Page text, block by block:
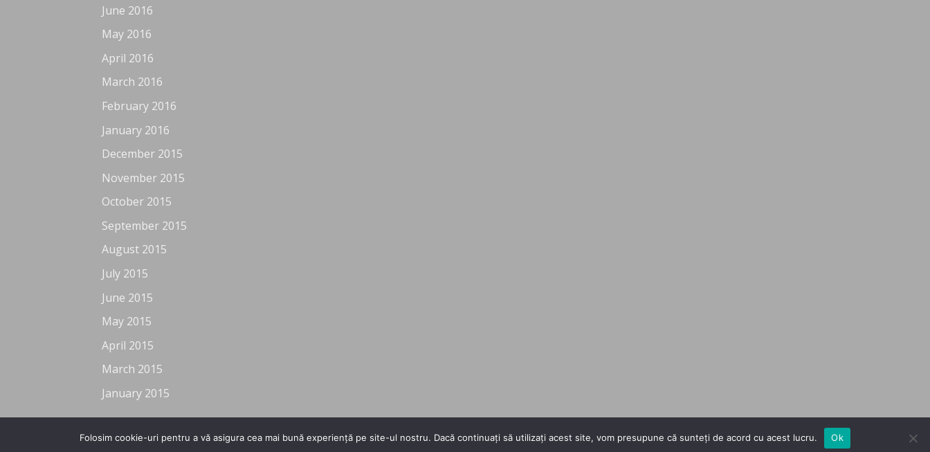
June 2016
May 2016
April 2016
March 2016
February 2016
January 2016
December 2015
November 2015
October 2015
September 2015
August 2015
July 2015
June 2015
May 2015
April 2015
March 2015
January 2015
Copyright 2026 ©Flatsome Theme
Folosim cookie-uri pentru a vă asigura cea mai bună experiență pe site-ul nostru. Dacă continuați să utilizați acest site, vom presupune că sunteți de acord cu acest lucru. Ok